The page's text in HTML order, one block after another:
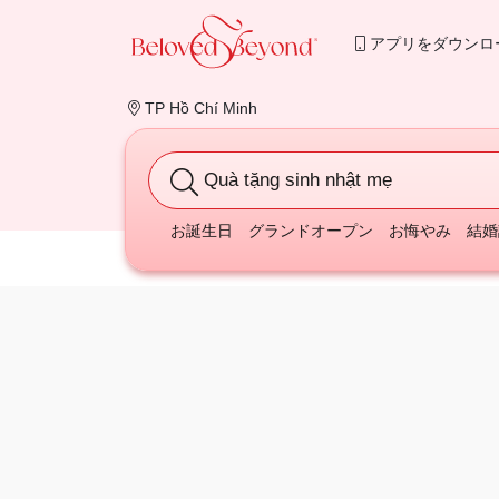
アプリをダウンロ
TP Hồ Chí Minh
Quà tặng sinh nhật mẹ
お誕生日 グランドオープン お悔やみ 結